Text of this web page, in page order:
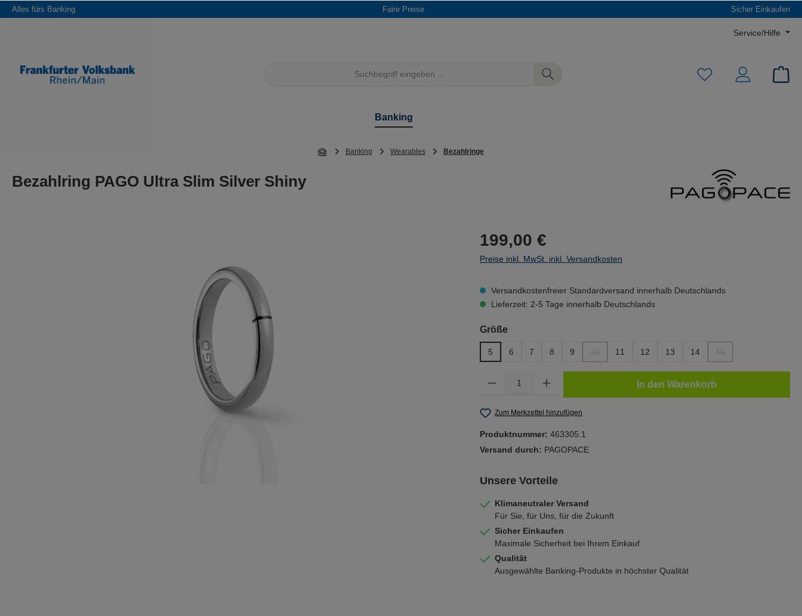
Zur Hauptnavigation springen
Alles fürs Banking Faire Preise Sicher Einkaufen
Service/Hilfe
Banking
Banking Wearables Bezahlringe
Bezahlring PAGO Ultra Slim Silver Shiny
199,00 €
Preise inkl. MwSt. inkl. Versandkosten
Versandkostenfreier Standardversand innerhalb Deutschlands
Lieferzeit: 2-5 Tage innerhalb Deutschlands
Größeauswählen
5 6 7 8 9 11 12 13 14
In den Warenkorb
Zum Merkzettel hinzufügen
Produktnummer: 463305.1
Versand durch: PAGOPACE
Unsere Vorteile
Klimaneutraler Versand
Für Sie, für Uns, für die Zukunft
Sicher Einkaufen
Maximale Sicherheit bei Ihrem Einkauf
Qualität
Ausgewählte Banking-Produkte in höchster Qualität